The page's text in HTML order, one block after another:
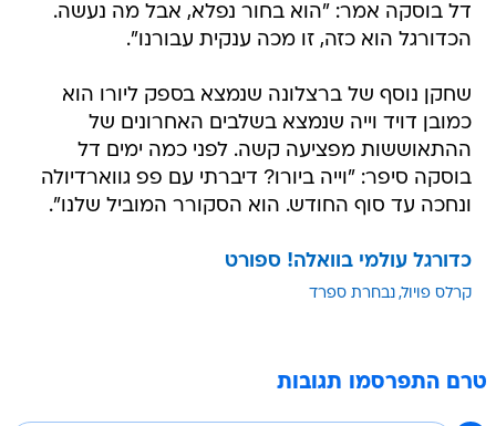
דל בוסקה אמר: "הוא בחור נפלא, אבל מה נעשה.
הכדורגל הוא כזה, זו מכה ענקית עבורנו".
שחקן נוסף של ברצלונה שנמצא בספק ליורו הוא
כמובן דויד וייה שנמצא בשלבים האחרונים של
ההתאוששות מפציעה קשה. לפני כמה ימים דל
בוסקה סיפר: "וייה ביורו? דיברתי עם פפ גווארדיולה
ונחכה עד סוף החודש. הוא הסקורר המוביל שלנו".
כדורגל עולמי בוואלה! ספורט
קרלס פויול נבחרת ספרד
טרם התפרסמו תגובות